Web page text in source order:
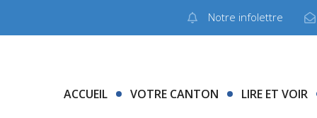
Notre infolettre
ACCUEIL VOTRE CANTON LIRE ET VOIR